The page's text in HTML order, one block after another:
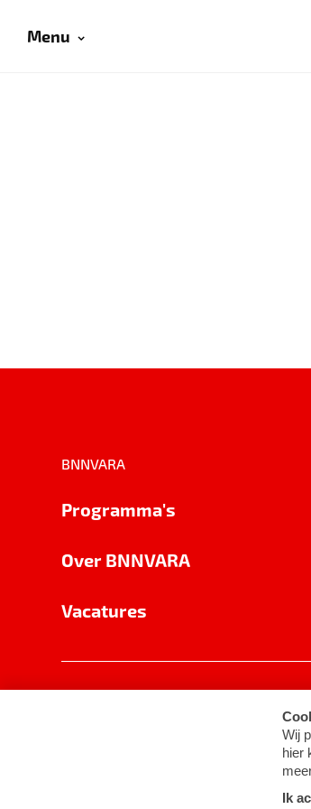
Menu
BNNVARA
Programma's
Over BNNVARA
Vacatures
Cookie-instellingen